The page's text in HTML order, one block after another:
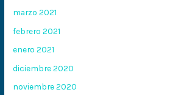
marzo 2021
febrero 2021
enero 2021
diciembre 2020
noviembre 2020